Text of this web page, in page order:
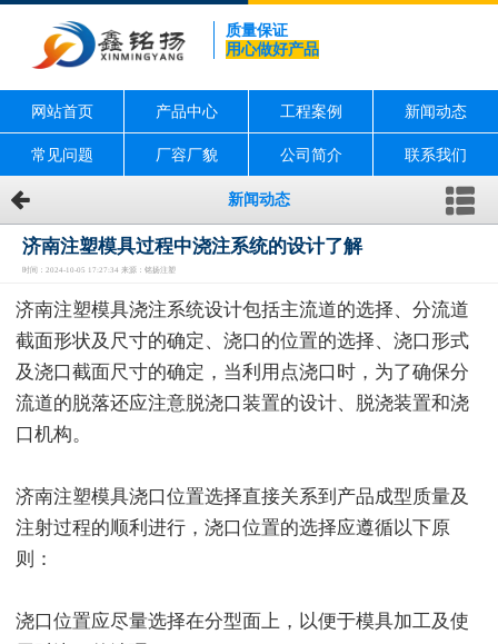
质量保证
用心做好产品
网站首页 产品中心 工程案例 新闻动态
常见问题 厂容厂貌 公司简介 联系我们
新闻动态
济南注塑模具过程中浇注系统的设计了解
时间：2024-10-05 17:27:34 来源：铭扬注塑
济南注塑模具浇注系统设计包括主流道的选择、分流道
截面形状及尺寸的确定、浇口的位置的选择、浇口形式
及浇口截面尺寸的确定，当利用点浇口时，为了确保分
流道的脱落还应注意脱浇口装置的设计、脱浇装置和浇
口机构。
济南注塑模具浇口位置选择直接关系到产品成型质量及
注射过程的顺利进行，浇口位置的选择应遵循以下原
则：
浇口位置应尽量选择在分型面上，以便于模具加工及使